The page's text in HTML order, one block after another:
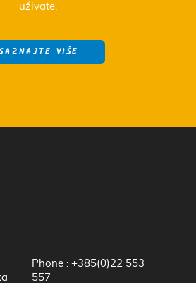
uživate.
VIŠE
Phone : +385(0)22 553
557